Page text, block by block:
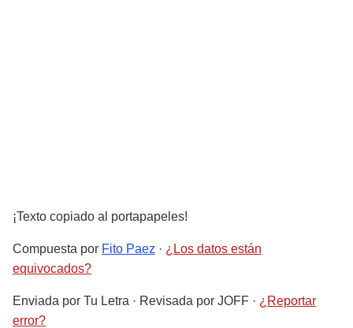
¡Texto copiado al portapapeles!
Compuesta por Fito Paez · ¿Los datos están
equivocados?
Enviada por Tu Letra · Revisada por JOFF · ¿Reportar
error?